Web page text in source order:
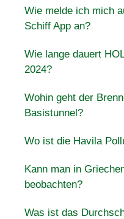
Wie melde ich mich
Schiff App an?
Wie lange dauert
2024?
Wohin geht der
Basistunnel?
Wo ist die Havila
Kann man in
beobachten?
Was ist das